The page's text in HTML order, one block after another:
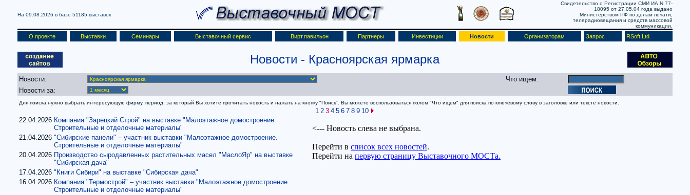
На 09.08.2026 в базе 51185 выставок
Свидетельство о Регистрации СМИ ИА N 77-
18095 от 27.05.04 года выдано
Министерством РФ по делам печати,
телерадиовещания и средств массовой
коммуникации.
О проекте Выставки Семинары Выставочный сервис Вирт.павильон Партнеры Инвестиции Новости Организаторам Запрос RSoft,Ltd.
Новости - Красноярская ярмарка
Новости:
Что ищем:
Новости за:
Для поиска нужно выбрать интересующую фирму, период, за который Вы хотите прочитать новость и нажать на кнопку "Поиск". Вы можете воспользоваться полем "Что ищем" для поиска по ключевому слову в заголовке или тексте новости.
1 2 3 4 5 6 7 8 9 10
22.04.2026 Компания "Зарецкий Строй" на выставке "Малоэтажное домостроение.
Строительные и отделочные материалы"
21.04.2026 "Сибирские панели" – участник выставки "Малоэтажное домостроение.
Строительные и отделочные материалы"
20.04.2026 Производство сыродавленных растительных масел "МаслоЯр" на выставке
"Сибирская дача"
17.04.2026 "Книги Сибири" на выставке "Сибирская дача"
16.04.2026 Компания "Термострой" – участник выставки "Малоэтажное домостроение.
Строительные и отделочные материалы"